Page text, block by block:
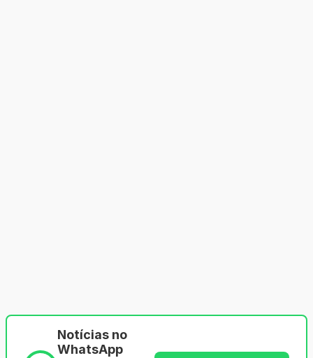
Notícias no
WhatsApp